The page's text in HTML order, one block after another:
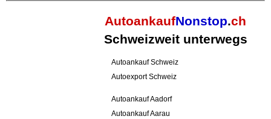
AutoankaufNonstop.ch
Schweizweit unterwegs
Autoankauf Schweiz
Autoexport Schweiz
Autoankauf Aadorf
Autoankauf Aarau